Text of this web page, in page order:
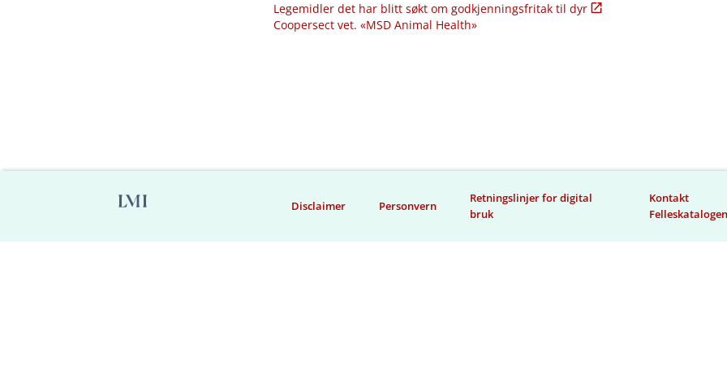
Legemidler det har blitt søkt om godkjenningsfritak til dyr
Coopersect vet. «MSD Animal Health»
Disclaimer Personvern
Retningslinjer for digital
bruk
Kontakt
Felleskatalogen